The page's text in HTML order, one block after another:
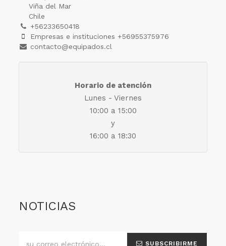
Viña del Mar
Chile
+56233650418
Empresas e instituciones +56955375976
contacto@equipados.cl
Horario de atención
Lunes - Viernes
10:00 a 15:00
y
16:00 a 18:30
NOTICIAS
SUBSCRIBIRME